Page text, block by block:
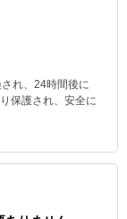
れ、24時間後に
保護され、安全に